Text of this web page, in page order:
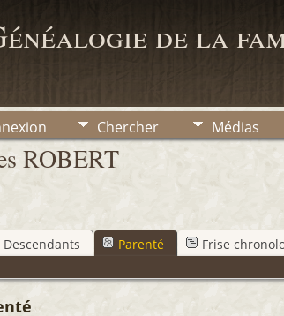
de la
Chercher Médias
ROBERT
Descendants Parenté Frise